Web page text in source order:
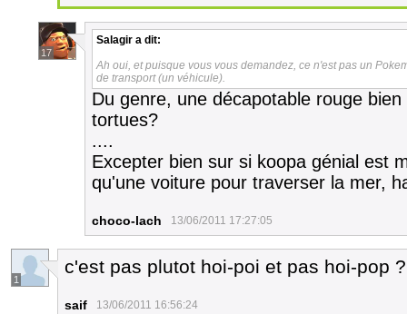
17
Salagir a dit:
Ah oui, et puisque vous vous demandez, ce n'est pas un
de transport (un véhicule).
Du genre, une décapotable rouge
tortues?
....
Excepter bien sur si koopa génial est
qu'une voiture pour traverser la mer,
choco-lach 13/06/2011 17:27:05
1
c'est pas plutot hoi-poi et pas hoi-pop ?
saif 13/06/2011 16:56:24